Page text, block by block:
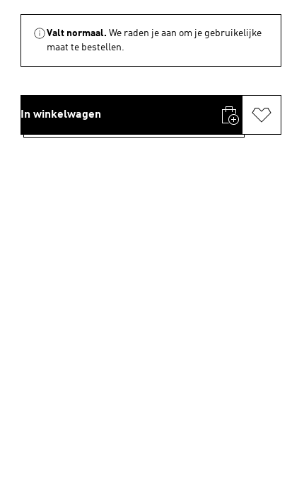
Valt normaal. We raden je aan om je gebruikelijke
maat te bestellen.
In winkelwagen